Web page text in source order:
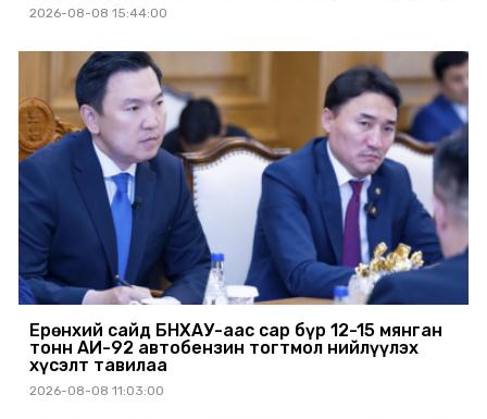
2026-08-08 15:44:00
Ерөнхий сайд БНХАУ-аас сар бүр 12-15 мянган
тонн АИ-92 автобензин тогтмол нийлүүлэх
хүсэлт тавилаа
2026-08-08 11:03:00